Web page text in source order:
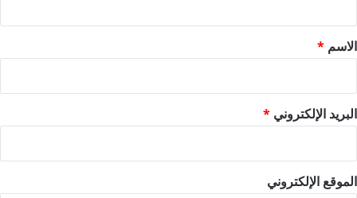
*
الاسم *
البريد الإلكتروني *
الموقع الإلكتروني